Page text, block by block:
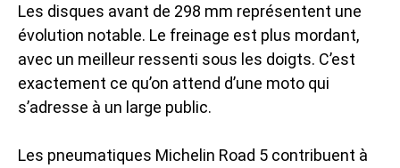
Les disques avant de 298 mm représentent une
évolution notable. Le freinage est plus mordant,
avec un meilleur ressenti sous les doigts. C’est
exactement ce qu’on attend d’une moto qui
s’adresse à un large public.
Les pneumatiques Michelin Road 5 contribuent à